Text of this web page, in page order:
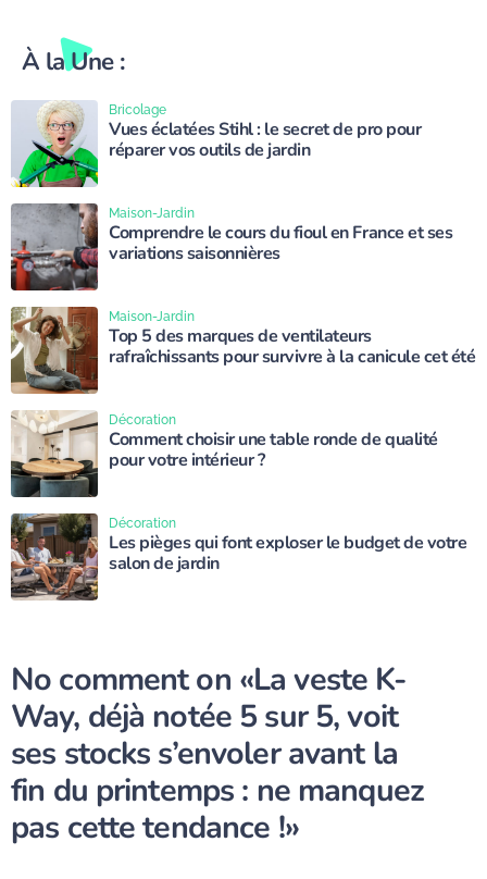
À la Une :
Vues éclatées Stihl : le secret de pro pour
réparer vos outils de jardin
Bricolage
Comprendre le cours du fioul en France et ses
variations saisonnières
Maison-Jardin
Top 5 des marques de ventilateurs
rafraîchissants pour survivre à la canicule cet été
Maison-Jardin
Comment choisir une table ronde de qualité
pour votre intérieur ?
Décoration
Les pièges qui font exploser le budget de votre
salon de jardin
Décoration
No comment on «La veste K-
Way, déjà notée 5 sur 5, voit
ses stocks s’envoler avant la
fin du printemps : ne manquez
pas cette tendance !»